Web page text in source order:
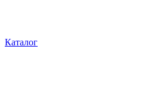
Каталог